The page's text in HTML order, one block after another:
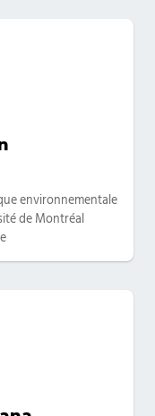
environnementale
de Montréal